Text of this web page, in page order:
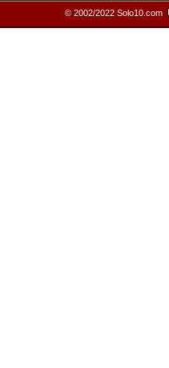
© 2002/2022 Solo10.com